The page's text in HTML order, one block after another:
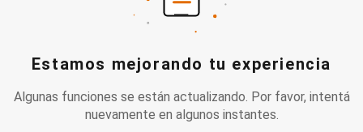
Estamos mejorando tu experiencia
Algunas funciones se están actualizando. Por favor, intentá
nuevamente en algunos instantes.